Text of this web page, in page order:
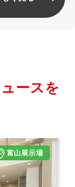
ースを
富山展示場